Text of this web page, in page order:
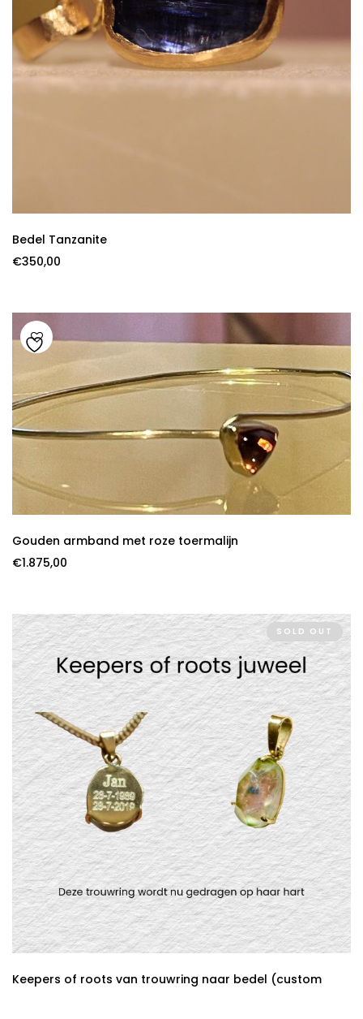
Bedel Tanzanite
€350,00
Gouden armband met roze toermalijn
€1.875,00
SOLD OUT
Keepers of roots van trouwring naar bedel (custom